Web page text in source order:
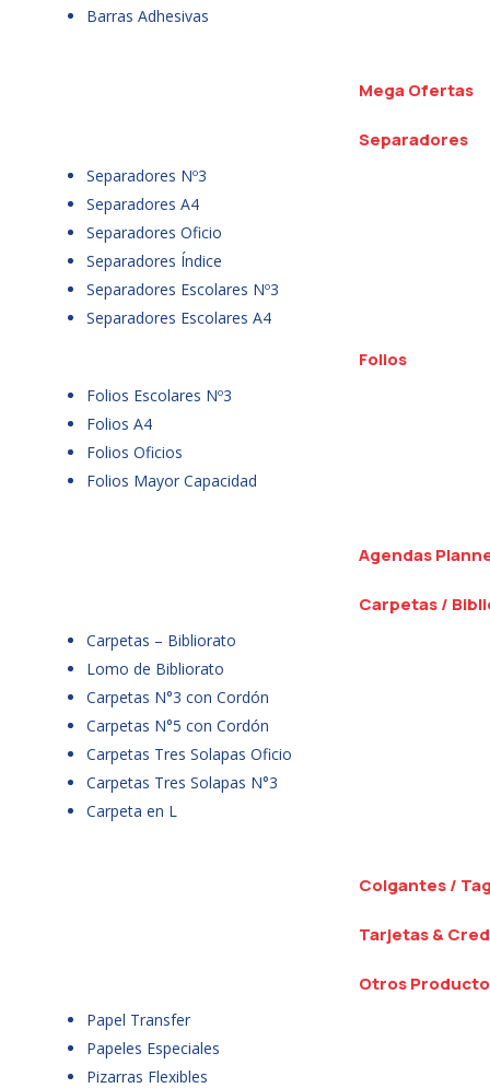
Barras Adhesivas
Mega Ofertas
Separadores
Separadores Nº3
Separadores A4
Separadores Oficio
Separadores Índice
Separadores Escolares Nº3
Separadores Escolares A4
Folios
Folios Escolares Nº3
Folios A4
Folios Oficios
Folios Mayor Capacidad
Agendas
Carpetas /
Carpetas – Bibliorato
Lomo de Bibliorato
Carpetas N°3 con Cordón
Carpetas N°5 con Cordón
Carpetas Tres Solapas Oficio
Carpetas Tres Solapas N°3
Carpeta en L
Colgantes /
Tarjetas &
Otros
Papel Transfer
Papeles Especiales
Pizarras Flexibles